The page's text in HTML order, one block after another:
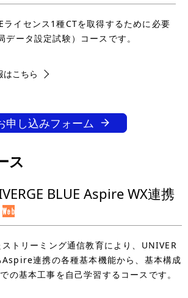
ライセンス1種CTを取得するために必要
データ設定試験）コースです。
こちら
申し込みフォーム
ス
BLUE Aspire WX連携
トリーミング通信教育により、UNIVER
Aspire連携の各種基本機能から、基本構成
の基本工事を自己学習するコースです。